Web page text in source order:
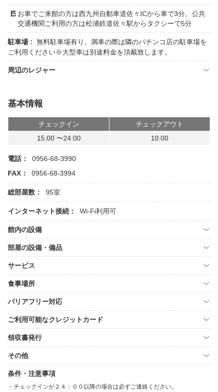
お車でご来館の方は西九州自動車道佐々ICから車で3分。公共
交通機関ご利用の方は松浦鉄道佐々駅からタクシーで5分
駐車場 : 無料駐車場有り。満車の際は隣のパチンコ店の駐車場を
ご利用ください※大型車は別途料金を頂戴致します。
周辺のレジャー
基本情報
チェックイン
チェックアウト
15:00 〜24:00
10:00
電話：
0956-68-3990
FAX：
0956-68-3994
総部屋数： 95室
インターネット接続： Wi-Fi利用可
館内の設備
部屋の設備・備品
サービス
食事場所
バリアフリー対応
ご利用可能なクレジットカード
領収書発行
その他
条件・注意事項
チェックインが２４：００以降の場合は必ずご連絡ください。